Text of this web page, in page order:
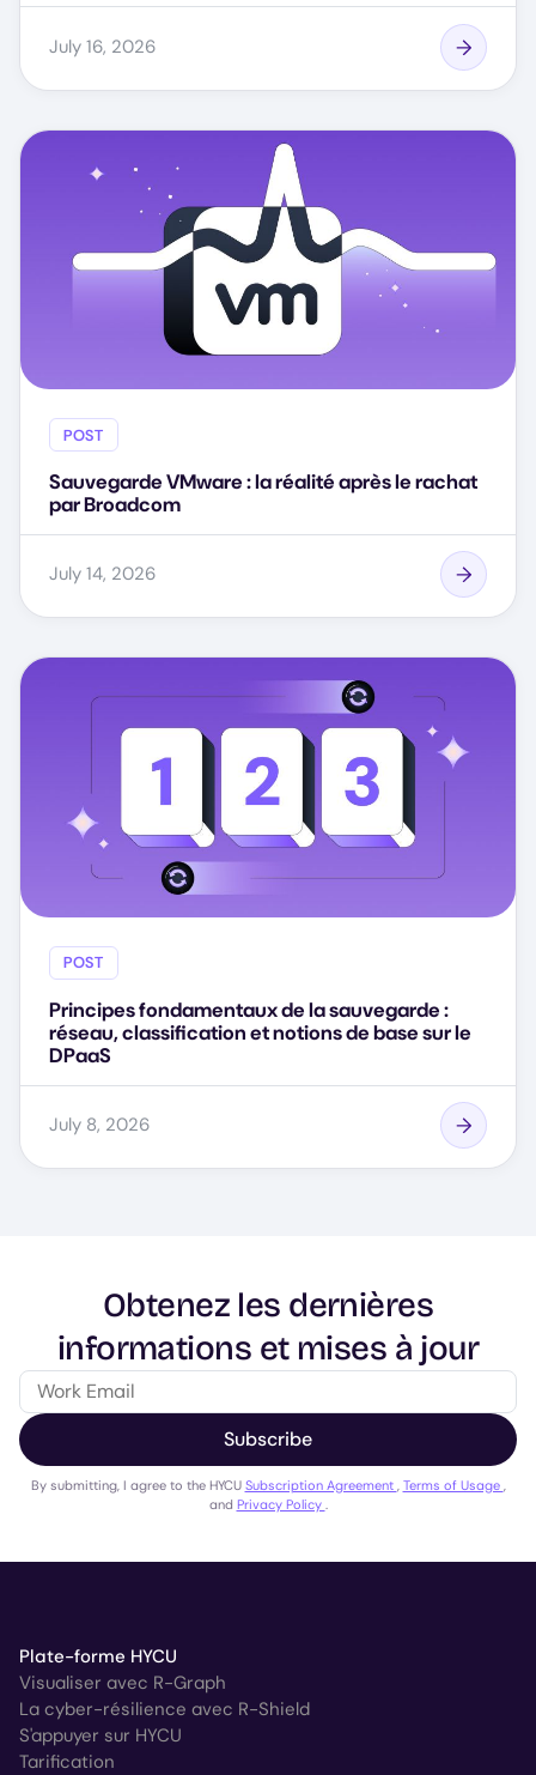
July 16, 2026
POST
Sauvegarde VMware : la réalité après le rachat
par Broadcom
July 14, 2026
POST
Principes fondamentaux de la sauvegarde :
réseau, classification et notions de base sur le
DPaaS
July 8, 2026
Obtenez les dernières
informations et mises à jour
Subscribe
By submitting, I agree to the HYCU Subscription Agreement , Terms of Usage ,
and Privacy Policy .
Plate-forme HYCU
Visualiser avec R-Graph
La cyber-résilience avec R-Shield
S'appuyer sur HYCU
Tarification